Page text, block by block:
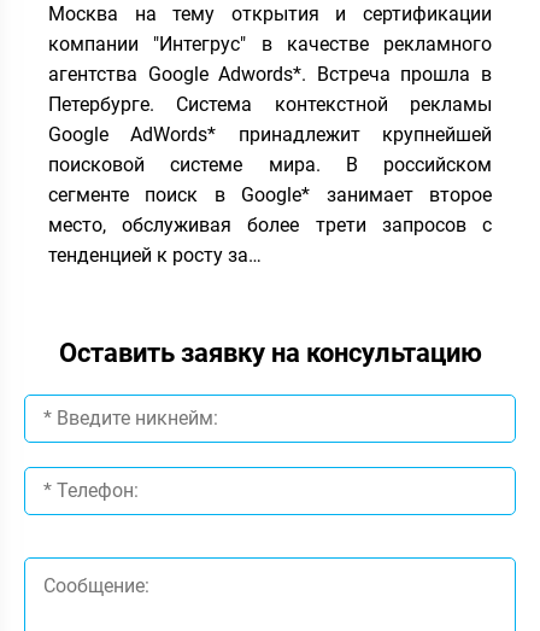
Москва на тему открытия и сертификации
компании "Интегрус" в качестве рекламного
агентства Google Adwords*. Встреча прошла в
Петербурге. Система контекстной рекламы
Google AdWords* принадлежит крупнейшей
поисковой системе мира. В российском
сегменте поиск в Google* занимает второе
место, обслуживая более трети запросов с
тенденцией к росту за…
Оставить заявку на консультацию